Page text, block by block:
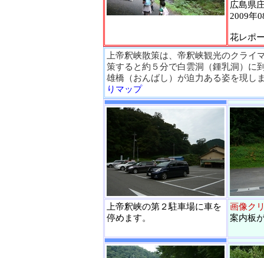
広島県
2009年
花レポ
上帝釈峡散策は、帝釈峡観光のクラ
策すると約５分で白雲洞（鍾乳洞）に
雄橋（おんばし）が迫力ある姿を現し
りマップ
上帝釈峡の第２駐車場に車を
停めます。
画像ク
案内板